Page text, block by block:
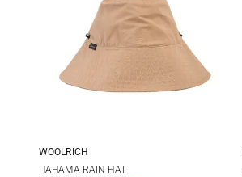
S M
WOOLRICH
ПАНАМА RAIN HAT